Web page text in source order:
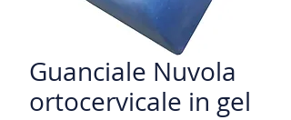
Guanciale Nuvola
ortocervicale in gel